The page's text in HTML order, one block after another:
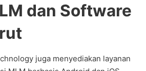
dan Software
juga menyediakan layanan